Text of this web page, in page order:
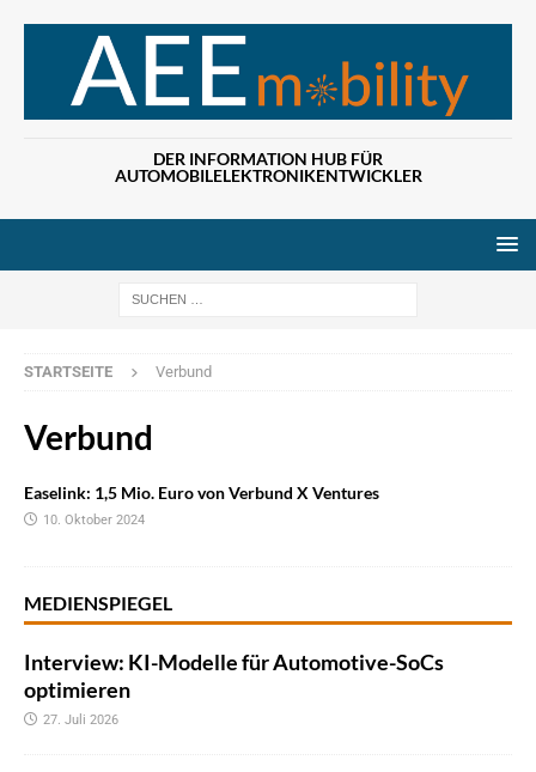
DER INFORMATION HUB FÜR
AUTOMOBILELEKTRONIKENTWICKLER
STARTSEITE Verbund
Verbund
Easelink: 1,5 Mio. Euro von Verbund X Ventures
10. Oktober 2024
MEDIENSPIEGEL
Interview: KI-Modelle für Automotive-SoCs
optimieren
27. Juli 2026